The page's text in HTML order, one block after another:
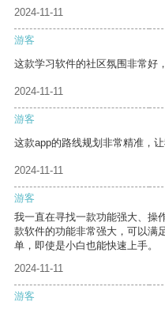
2024-11-11
游客
这款学习软件的社区氛围非常好
2024-11-11
游客
这款app的路线规划非常精准，
2024-11-11
游客
我一直在寻找一款功能强大、操
款软件的功能非常强大，可以满
单，即使是小白也能快速上手。
2024-11-11
游客